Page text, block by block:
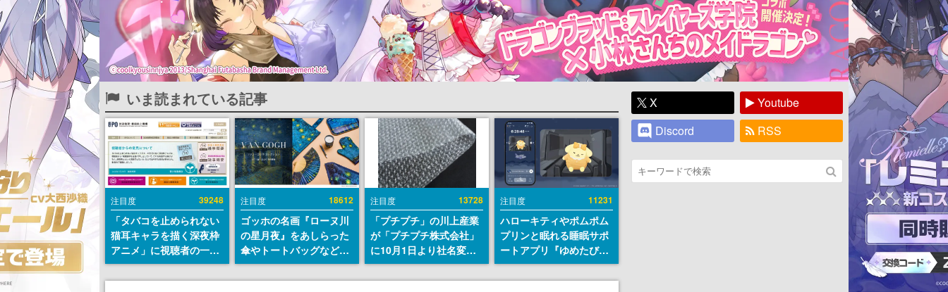
いま読まれている記事
注目度 39248
「タバコを止められない
猫耳キャラを描く深夜枠
アニメ」に視聴者の一部
から批判意見。違法薬物
の使用と思しき描写も含
注目度 18612
ゴッホの名画『ローヌ川
の星月夜』をあしらった
傘やトートバッグなどが
登場。8月7日21時より2
日間限定で予約販売
注目度 13728
「プチプチ」の川上産業
が「プチプチ株式会社」
に10月1日より社名変更
へ。創業58年で初めての
変更で、“プチッ”と鳴る
注目度 11231
ハローキティやポムポム
プリンと眠れる睡眠サポ
ートアプリ『ゆめたび』
が配信中。キャラごとの
ASMRや目覚ましアラー
X
Youtube
Discord
RSS